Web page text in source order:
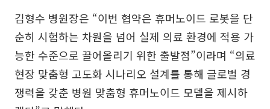
김형수 병원장은 “이번 협약은 휴머노이드 로봇을 단
순히 시험하는 차원을 넘어 실제 의료 환경에 적용 가
능한 수준으로 끌어올리기 위한 출발점”이라며 “의료
현장 맞춤형 고도화 시나리오 설계를 통해 글로벌 경
쟁력을 갖춘 병원 맞춤형 휴머노이드 모델을 제시하